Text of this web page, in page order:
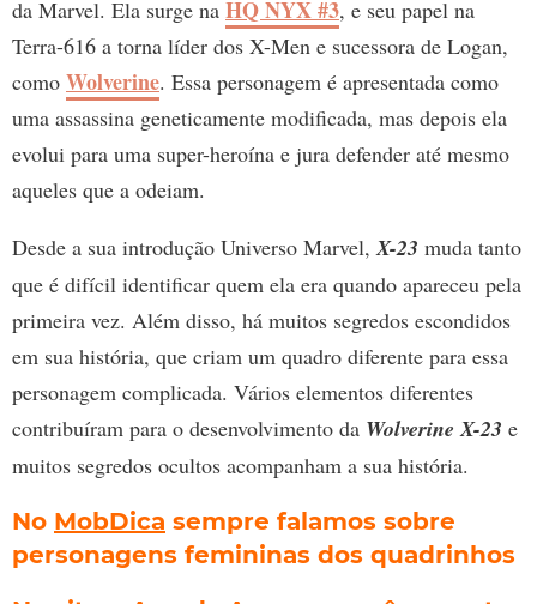
da Marvel. Ela surge na HQ NYX #3, e seu papel na
Terra-616 a torna líder dos X-Men e sucessora de Logan,
como Wolverine. Essa personagem é apresentada como
uma assassina geneticamente modificada, mas depois ela
evolui para uma super-heroína e jura defender até mesmo
aqueles que a odeiam.
Desde a sua introdução Universo Marvel,X-23 muda tanto
que é difícil identificar quem ela era quando apareceu pela
primeira vez. Além disso, há muitos segredos escondidos
em sua história, que criam um quadro diferente para essa
personagem complicada. Vários elementos diferentes
contribuíram para o desenvolvimento da Wolverine X-23 e
muitos segredos ocultos acompanham a sua história.
No MobDica sempre falamos sobre
personagens femininas dos quadrinhos